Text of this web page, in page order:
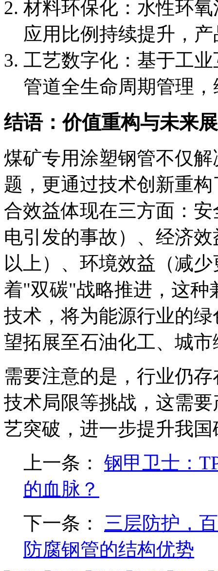
材料环保化：水性环
应用比例持续提升，
工艺数字化：基于工
管道全生命周期管理
结语：价值重构与未来
煤矿专用涂塑钢管不仅
题，更通过技术创新重
合效益体现在三方面：
电引发的事故）、经济
以上）、环境效益（减
着"双碳"战略推进，这种
技术，将为能源行业的
望拓展至石油化工、城
需要注意的是，行业仍
技术局限等挑战，这需
艺突破，进一步提升我
上一条： 钢甲卫士：
的血脉？
下一条： 三层防护，
防腐钢管的结构优势